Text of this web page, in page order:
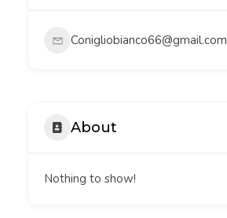
Conigliobianco66@gmail.com
About
Nothing to show!